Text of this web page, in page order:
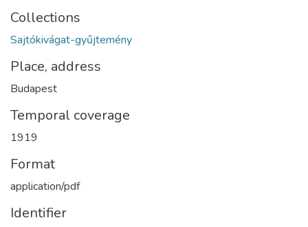
Collections
Sajtókivágat-gyűjtemény
Place, address
Budapest
Temporal coverage
1919
Format
application/pdf
Identifier